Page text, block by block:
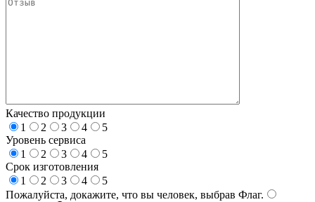
Качество продукции
1
2 3 4
5
Уровень сервиса
1
2 3 4
5
Срок изготовления
1
2 3 4
5
Пожалуйста, докажите, что вы человек, выбрав Флаг.